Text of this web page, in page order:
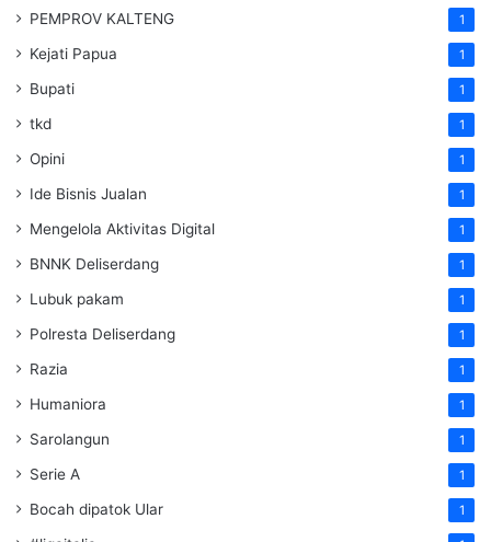
PEMPROV KALTENG 1
Kejati Papua 1
Bupati 1
tkd 1
Opini 1
Ide Bisnis Jualan 1
Mengelola Aktivitas Digital 1
BNNK Deliserdang 1
Lubuk pakam 1
Polresta Deliserdang 1
Razia 1
Humaniora 1
Sarolangun 1
Serie A 1
Bocah dipatok Ular 1